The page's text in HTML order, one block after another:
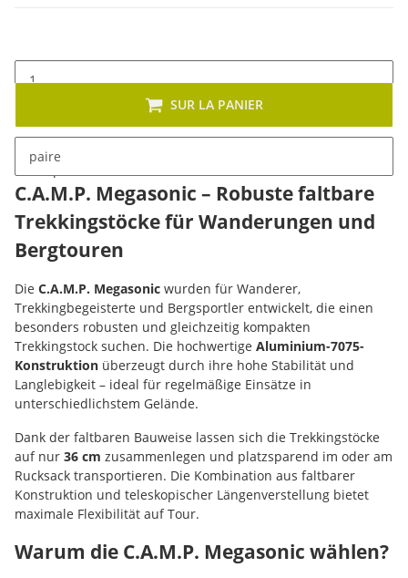
paire
SUR LA PANIER
Description
C.A.M.P. Megasonic – Robuste faltbare
Trekkingstöcke für Wanderungen und
Bergtouren
Die C.A.M.P. Megasonic wurden für Wanderer,
Trekkingbegeisterte und Bergsportler entwickelt, die einen
besonders robusten und gleichzeitig kompakten
Trekkingstock suchen. Die hochwertige Aluminium-7075-
Konstruktion überzeugt durch ihre hohe Stabilität und
Langlebigkeit – ideal für regelmäßige Einsätze in
unterschiedlichstem Gelände.
Dank der faltbaren Bauweise lassen sich die Trekkingstöcke
auf nur 36 cm zusammenlegen und platzsparend im oder am
Rucksack transportieren. Die Kombination aus faltbarer
Konstruktion und teleskopischer Längenverstellung bietet
maximale Flexibilität auf Tour.
Warum die C.A.M.P. Megasonic wählen?